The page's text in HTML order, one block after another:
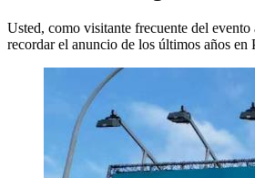
Usted, como visitante frecuente del
recordar el anuncio de los últimos años en